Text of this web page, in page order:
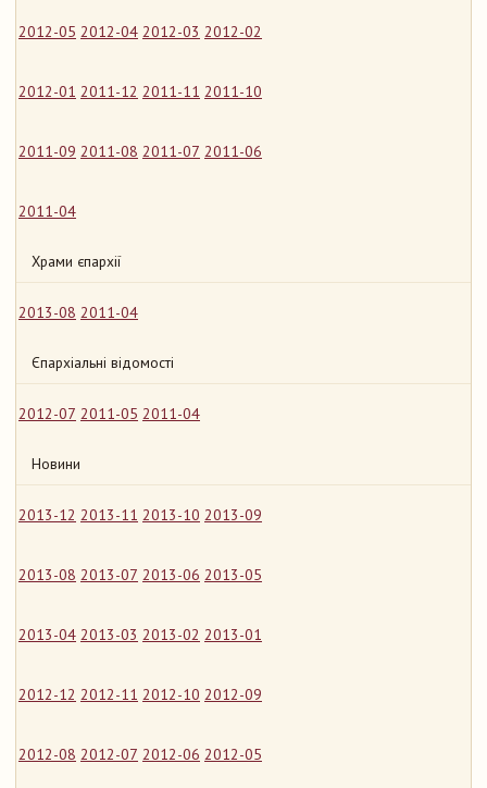
2012-05 2012-04 2012-03 2012-02
2012-01 2011-12 2011-11 2011-10
2011-09 2011-08 2011-07 2011-06
2011-04
Храми єпархії
2013-08 2011-04
Єпархіальні відомості
2012-07 2011-05 2011-04
Новини
2013-12 2013-11 2013-10 2013-09
2013-08 2013-07 2013-06 2013-05
2013-04 2013-03 2013-02 2013-01
2012-12 2012-11 2012-10 2012-09
2012-08 2012-07 2012-06 2012-05